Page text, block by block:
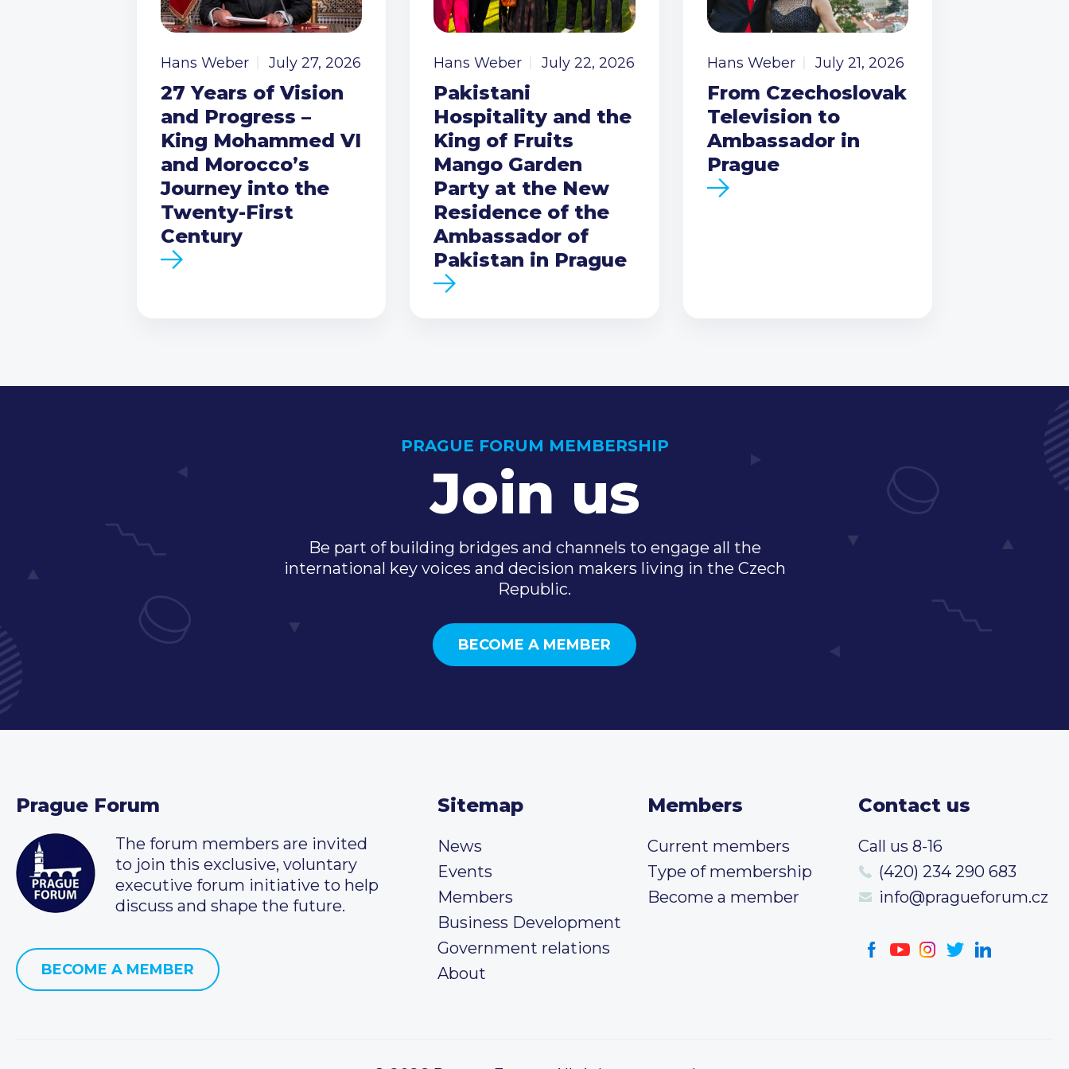
Hans Weber July 27, 2026
27 Years of Vision
and Progress –
King Mohammed VI
and Morocco’s
Journey into the
Twenty-First
Century
Hans Weber July 22, 2026
Pakistani
Hospitality and the
King of Fruits
Mango Garden
Party at the New
Residence of the
Ambassador of
Pakistan in Prague
Hans Weber July 21, 2026
From Czechoslovak
Television to
Ambassador in
Prague
PRAGUE FORUM MEMBERSHIP
Join us
Be part of building bridges and channels to engage all the
international key voices and decision makers living in the Czech
Republic.
BECOME A MEMBER
Prague Forum
The forum members are invited
to join this exclusive, voluntary
executive forum initiative to help
discuss and shape the future.
BECOME A MEMBER
Sitemap
News
Events
Members
Business Development
Government relations
About
Members
Current members
Type of membership
Become a member
Contact us
Call us 8-16
(420) 234 290 683
info@pragueforum.cz